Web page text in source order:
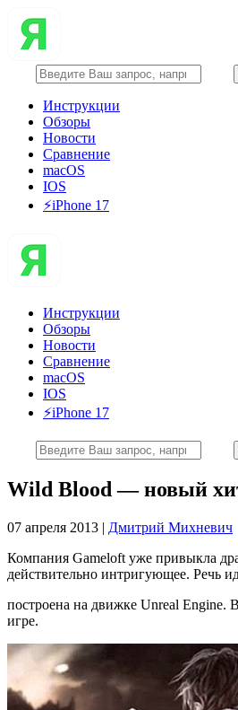
Инструкции
Обзоры
Новости
Сравнение
macOS
IOS
⚡️iPhone 17
Инструкции
Обзоры
Новости
Сравнение
macOS
IOS
⚡️iPhone 17
Wild Blood — новый
07 апреля 2013 | Дмитрий Михневич
Компания Gameloft уже привыкла
действительно интригующее. Речь
построена на движке Unreal Engine.
игре.